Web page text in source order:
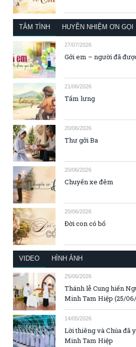
TÂM TÌNH HUYỀN NHIỆM ƠN GỌI
27/07/2026
Gởi em – người đã
21/06/2026
Tấm lưng
20/06/2026
Thư gởi Ba
20/06/2026
Chuyến xe đêm
20/06/2026
Đời con có bố
VIDEO HÌNH ẢNH
25/06/2026
Thánh lễ Cung hiến
Minh Tam Hiệp (25/
14/05/2026
Lời thiêng và Chúa đã
Minh Tam Hiệp